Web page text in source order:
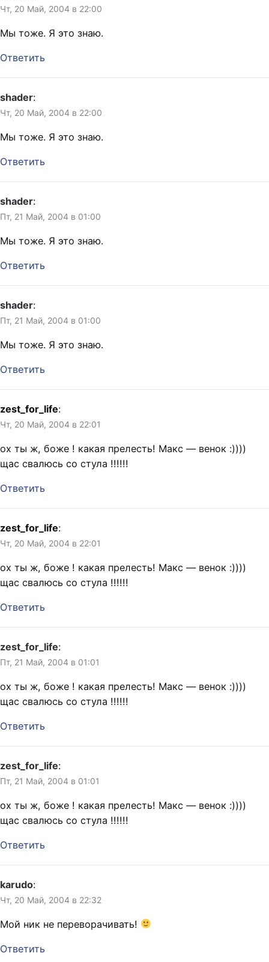
Чт, 20 Май, 2004 в 22:00
Мы тоже. Я это знаю.
Ответить
shader:
Чт, 20 Май, 2004 в 22:00
Мы тоже. Я это знаю.
Ответить
shader:
Пт, 21 Май, 2004 в 01:00
Мы тоже. Я это знаю.
Ответить
shader:
Пт, 21 Май, 2004 в 01:00
Мы тоже. Я это знаю.
Ответить
zest_for_life:
Чт, 20 Май, 2004 в 22:01
ох ты ж, боже ! какая прелесть! Макс — венок :))))
щас свалюсь со стула !!!!!!
Ответить
zest_for_life:
Чт, 20 Май, 2004 в 22:01
ох ты ж, боже ! какая прелесть! Макс — венок :))))
щас свалюсь со стула !!!!!!
Ответить
zest_for_life:
Пт, 21 Май, 2004 в 01:01
ох ты ж, боже ! какая прелесть! Макс — венок :))))
щас свалюсь со стула !!!!!!
Ответить
zest_for_life:
Пт, 21 Май, 2004 в 01:01
ох ты ж, боже ! какая прелесть! Макс — венок :))))
щас свалюсь со стула !!!!!!
Ответить
karudo:
Чт, 20 Май, 2004 в 22:32
Мой ник не переворачивать!
Ответить